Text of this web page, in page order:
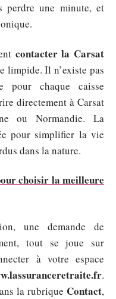
perdre une minute, et
contacter la Carsat
limpide. Il n’existe pas
pour chaque caisse
directement à Carsat
ou Normandie. La
pour simplifier la vie
dans la nature.
choisir la meilleure
une demande de
tout se joue sur
à votre espace
.
la rubrique Contact,